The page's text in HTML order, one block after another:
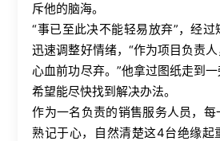
斥他的脑海。
“事已至此决不能轻易放弃”，经
迅速调整好情绪，“作为项目负责
心血前功尽弃。”他拿过图纸走到一
希望能尽快找到解决办法。
作为一名负责的销售服务人员，
熟记于心，自然清楚这4台绝缘起